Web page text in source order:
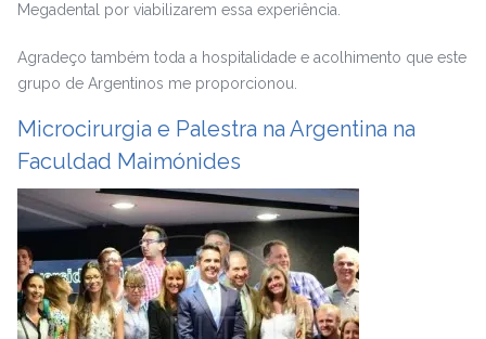
Megadental por viabilizarem essa experiência.
Agradeço também toda a hospitalidade e acolhimento que este
grupo de Argentinos me proporcionou.
Microcirurgia e Palestra na Argentina na
Faculdad Maimónides